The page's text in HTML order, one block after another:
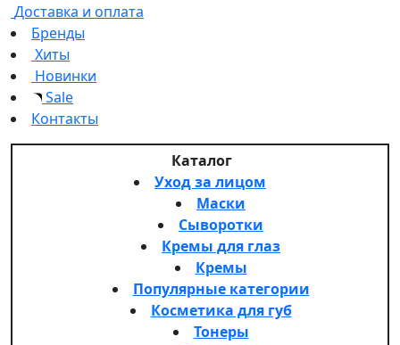
Доставка и оплата
Бренды
Хиты
Новинки
Sale
Контакты
Каталог
Уход за лицом
Маски
Сыворотки
Кремы для глаз
Кремы
Популярные категории
Косметика для губ
Тонеры